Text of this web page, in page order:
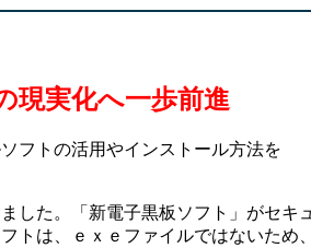
現実化へ一歩前進
フトの活用やインストール方法を
した。「新電子黒板ソフト」がセ
トは、ｅｘｅファイルではないた